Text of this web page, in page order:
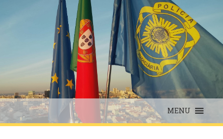
MENU